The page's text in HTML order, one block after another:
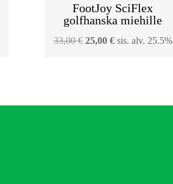
FootJoy SciFlex
golfhanska miehille
33,00€ Alkuperäinen
25,00 €Nykyinen
sis. alv. 25.5%